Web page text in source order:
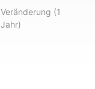
Veränderung (1
Jahr)